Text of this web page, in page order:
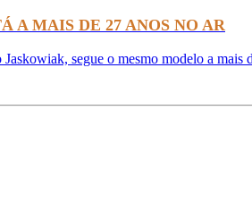
A MAIS DE 27 ANOS NO AR
segue o mesmo modelo a mais